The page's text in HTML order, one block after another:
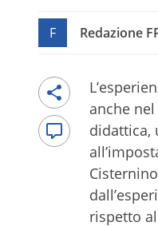
F Redazione
anche
didattica,
rispetto